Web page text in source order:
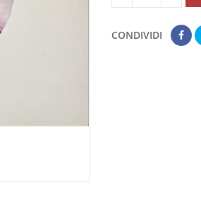
CONDIVIDI